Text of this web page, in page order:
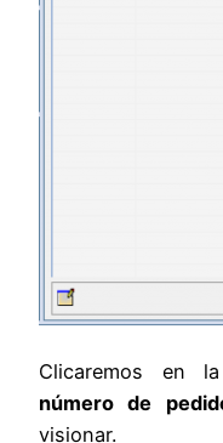
Clicaremos en
número de
visionar.